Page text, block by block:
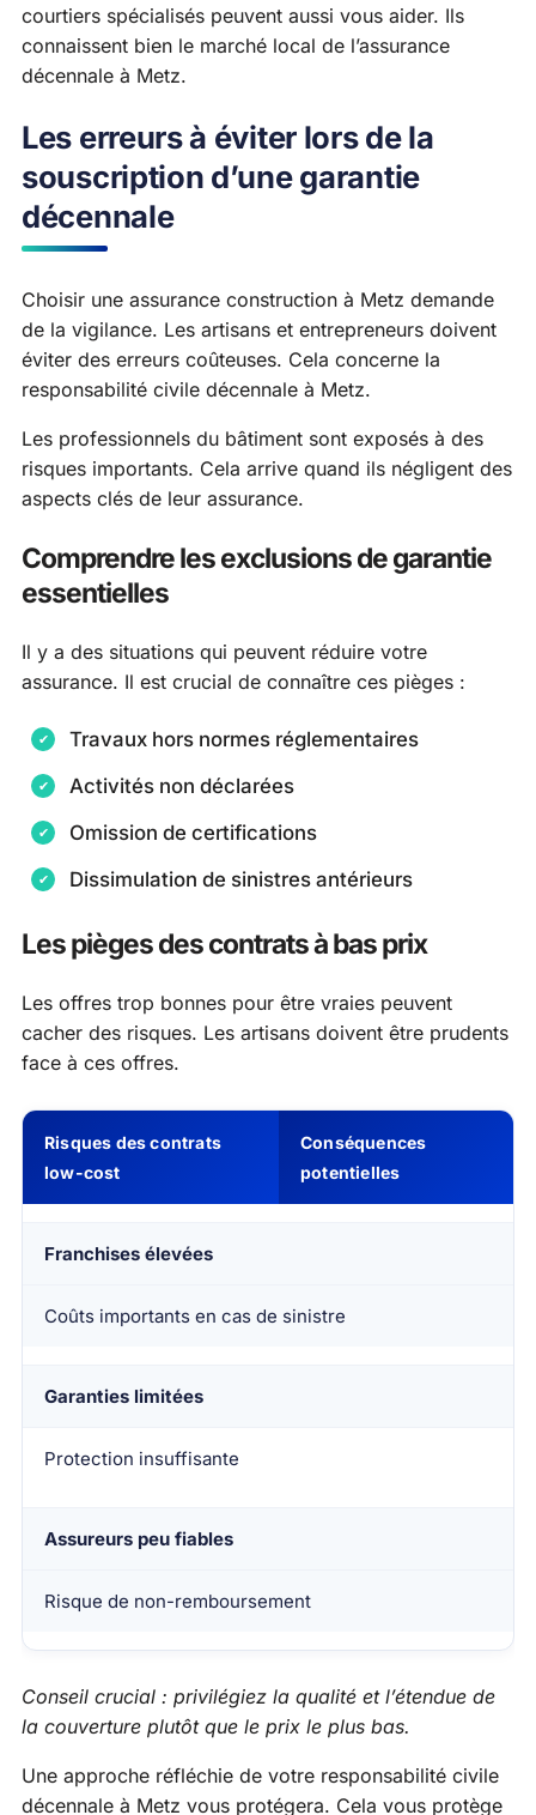
courtiers spécialisés peuvent aussi vous aider. Ils
connaissent bien le marché local de l’assurance
décennale à Metz.
Les erreurs à éviter lors de la
souscription d’une garantie
décennale
Choisir une assurance construction à Metz demande
de la vigilance. Les artisans et entrepreneurs doivent
éviter des erreurs coûteuses. Cela concerne la
responsabilité civile décennale à Metz.
Les professionnels du bâtiment sont exposés à des
risques importants. Cela arrive quand ils négligent des
aspects clés de leur assurance.
Comprendre les exclusions de garantie
essentielles
Il y a des situations qui peuvent réduire votre
assurance. Il est crucial de connaître ces pièges :
Travaux hors normes réglementaires
Activités non déclarées
Omission de certifications
Dissimulation de sinistres antérieurs
Les pièges des contrats à bas prix
Les offres trop bonnes pour être vraies peuvent
cacher des risques. Les artisans doivent être prudents
face à ces offres.
Risques des contrats
low-cost
Conséquences
potentielles
Franchises élevées
Coûts importants en cas de sinistre
Garanties limitées
Protection insuffisante
Assureurs peu fiables
Risque de non-remboursement
Conseil crucial : privilégiez la qualité et l’étendue de
la couverture plutôt que le prix le plus bas.
Une approche réfléchie de votre responsabilité civile
décennale à Metz vous protégera. Cela vous protège